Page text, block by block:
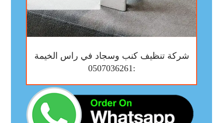
شركة تنظيف كنب وسجاد في راس الخيمة
:0507036261